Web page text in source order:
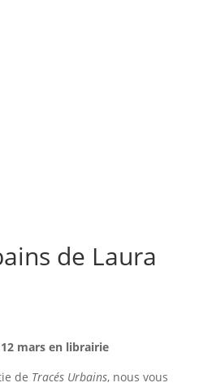
de Laura
mars en librairie
de Tracés Urbains, nous vous